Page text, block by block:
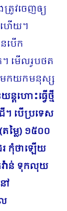
រូវចេញឲ្យ
ហើយ។
បើក
មើលរូបថត
មកយកមនុស្ស
តហោះធ្វើថ្មី
។ បើប្រទេស
ម្លៃ) ១៥០០
កុំថាឡើយ
ាន់ ទុកលុយ
ៅ